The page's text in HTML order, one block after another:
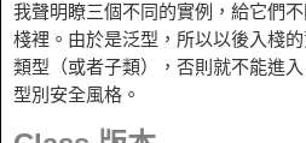
我聲明瞭三個不同的實例，給它們
棧裡。由於是泛型，所以以後入棧
類型（或者子類），否則就不能進
型別安全風格。